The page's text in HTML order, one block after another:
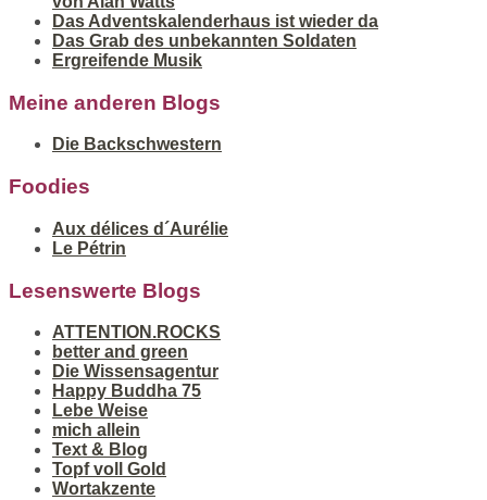
Das Adventskalenderhaus ist wieder da
Das Grab des unbekannten Soldaten
Ergreifende Musik
Meine anderen Blogs
Die Backschwestern
Foodies
Aux délices d´Aurélie
Le Pétrin
Lesenswerte Blogs
ATTENTION.ROCKS
better and green
Die Wissensagentur
Happy Buddha 75
Lebe Weise
mich allein
Text & Blog
Topf voll Gold
Wortakzente